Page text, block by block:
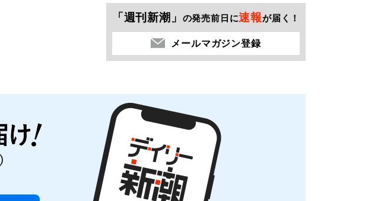
「週刊新潮」 の発売前日に速報が届く！
メールマガジン登録